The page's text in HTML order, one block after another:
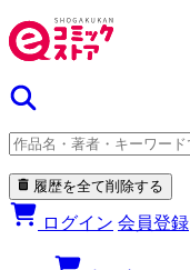
履歴を全て削除する
ログイン 会員登録